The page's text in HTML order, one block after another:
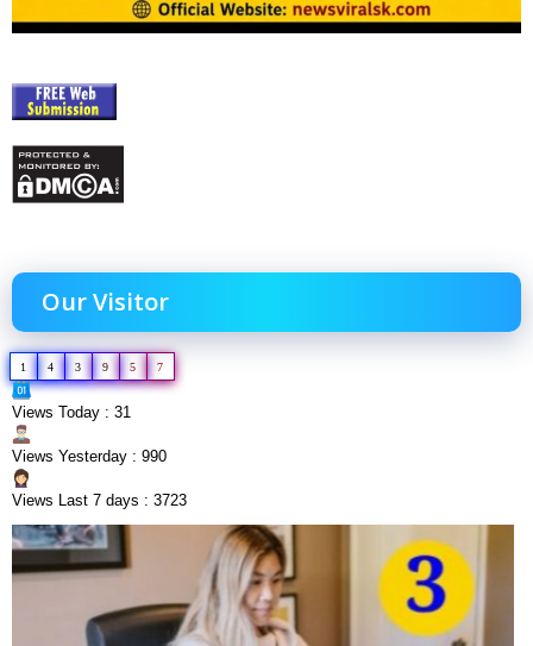
Our Visitor
1 4 3 9 5 7
Views Today : 31
Views Yesterday : 990
Views Last 7 days : 3723